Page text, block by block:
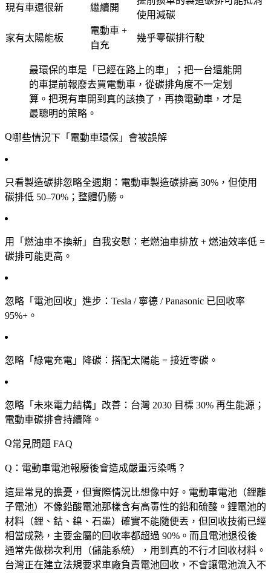
現有車還很新 繼續開
使用減碳
家有太陽能板
電動車 +
自充
幾乎零碳排行駛
最環保的車是「已經在路上的車」；把一台還能開
的車提前報廢去買電動車，從碳排角度不一定划
算。把現有車開到真的該換了，再換電動車，才是
最聰明的策略。
哪些情況下「電動車環保」會被誤解
只看製造碳排忽略全週期 ：電動車製造碳排高 30%，但使用
碳排低 50–70%；整體仍勝。
用「燃油車不換新」自我安慰 ：老燃油車排放 + 燃油效率低 =
碳排可能更高。
忽略「電池回收」進步 ：Tesla / 寧德 / Panasonic 已回收率
95%+。
忽略「綠電充電」降碳 ：搭配太陽能 = 接近零碳。
忽略「未來電力結構」改善 ：台灣 2030 目標 30% 再生能源；
電動車碳排會持續降。
常見問題 FAQ
Q：電動車電池報廢後會造成嚴重污染嗎？
這是常見的擔憂，但實際情況比想像中好。電動車電池（鋰離
子電池）不像鉛酸電池那樣含有高毒性的鉛和硫酸。鋰電池的
材料（鋰、鈷、鎳、石墨）確實不能隨便丟，但回收技術已經
相當成熟，主要金屬的回收率都超過 90%。而且電池退役後
通常先做梯次利用（儲能系統），用到真的不行才回收材料。
台灣正在建立法規要求車廠負責電池回收，不會讓電池流入不